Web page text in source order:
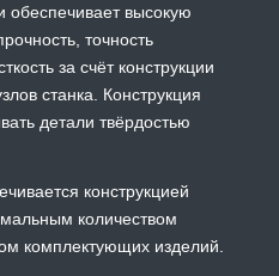
обеспечивает высокую
точность
за счёт конструкции
станка. Конструкция
детали твёрдостью
конструкцией
количеством
комплектующих изделий.